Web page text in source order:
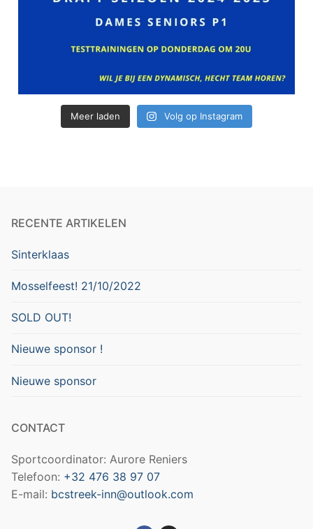
Meer laden Volg op Instagram
RECENTE ARTIKELEN
Sinterklaas
Mosselfeest! 21/10/2022
SOLD OUT!
Nieuwe sponsor !
Nieuwe sponsor
CONTACT
Sportcoordinator: Aurore Reniers
Telefoon: +32 476 38 97 07
E-mail: bcstreek-inn@outlook.com